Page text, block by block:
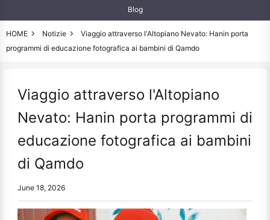
Blog
HOME Notizie
Viaggio attraverso l'Altopiano Nevato: Hanin porta
programmi di educazione fotografica ai bambini di Qamdo
Viaggio attraverso l'Altopiano
Nevato: Hanin porta programmi di
educazione fotografica ai bambini
di Qamdo
June 18, 2026